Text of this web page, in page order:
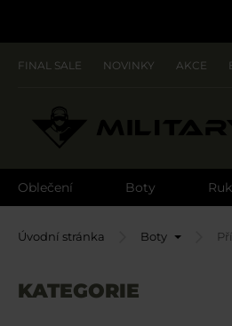
FINAL SALE NOVINKY AKCE
Oblečení Boty
Úvodní stránka Boty
KATEGORIE